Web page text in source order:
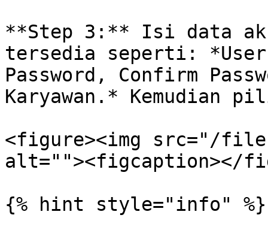
**Step 3:** Isi data
tersedia seperti:
Password, Confirm
Karyawan.* Kemudian
<figure><img src="/files/
alt=""><figcaption></
{% hint style="info" %}